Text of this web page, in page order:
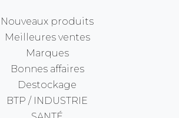
Nouveaux produits
Meilleures ventes
Marques
Bonnes affaires
Destockage
BTP / INDUSTRIE